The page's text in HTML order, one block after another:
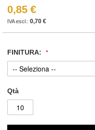
0,85 €
0,70 €
FINITURA:
Qtà